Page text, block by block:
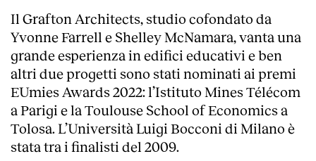
Il Grafton Architects, studio cofondato da
Yvonne Farrell e Shelley McNamara, vanta una
grande esperienza in edifici educativi e ben
altri due progetti sono stati nominati ai premi
EUmies Awards 2022: l’Istituto Mines Télécom
a Parigi e la Toulouse School of Economics a
Tolosa. L’Università Luigi Bocconi di Milano è
stata tra i finalisti del 2009.